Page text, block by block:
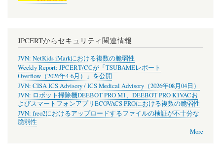
JPCERTからセキュリティ関連情報
JVN: NetKids iMarkにおける複数の脆弱性
Weekly Report: JPCERT/CCが「TSUBAMEレポート
Overflow（2026年4-6月）」を公開
JVN: CISA ICS Advisory / ICS Medical Advisory（2026年08月04日）
JVN: ロボット掃除機DEEBOT PRO M1、DEEBOT PRO K1VACお
よびスマートフォンアプリECOVACS PROにおける複数の脆弱性
JVN: freo2におけるアップロードするファイルの検証が不十分な
脆弱性
More